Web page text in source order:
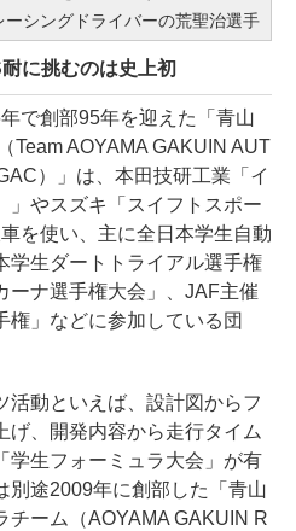
シングドライバーの荒聖治選手
に挑むのは史上初
で創部95年を迎えた「青山
Team AOYAMA GAKUIN AUT
）」は、本田技研工業「イ
」やスズキ「スイフトスポー
を使い、主に全日本学生自動
学生ダートトライアル選手権
ーナ選手権大会」、JAF主催
権」などに参加している団
動といえば、設計図からフ
げ、開発内容から走行タイム
学生フォーミュラ大会」が有
別途2009年に創部した「青山
チーム（AOYAMA GAKUIN R